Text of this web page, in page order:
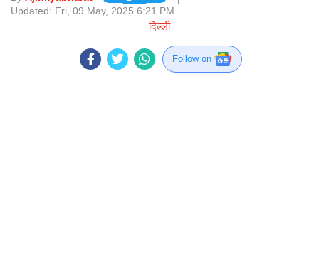
Updated: Fri, 09 May, 2025 6:21 PM
दिल्ली
Follow on